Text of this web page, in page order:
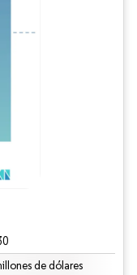
de dólares